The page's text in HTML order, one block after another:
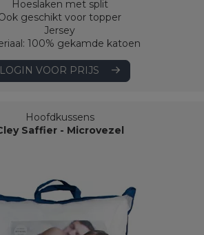
Hoeslaken met split
geschikt voor topper
Jersey
100% gekamde katoen
LOGIN VOOR PRIJS
Hoofdkussens
Saffier - Microvezel